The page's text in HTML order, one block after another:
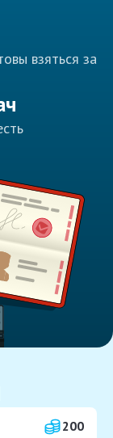
взяться за
200